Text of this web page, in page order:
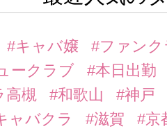
#キャバ嬢
#ファン
ークラブ
#本日出勤
高槻
#和歌山
#神戸
ャバクラ #滋賀 #京